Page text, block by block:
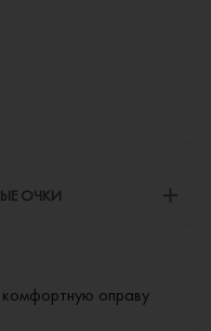
ОЧКИ
оправу